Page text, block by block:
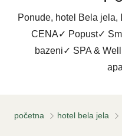
Ponude, hotel Bela
CENA✓ Popust✓
bazeni✓ SPA &
početna hotel bela jela